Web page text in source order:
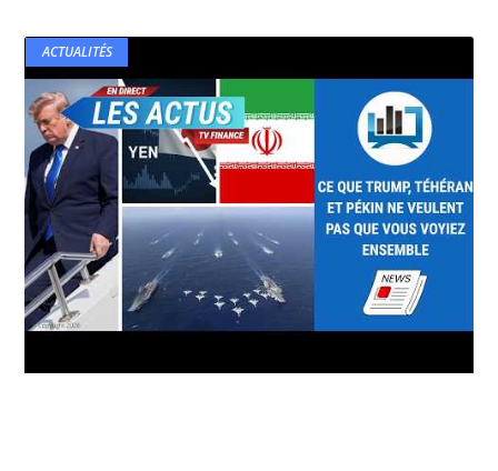
ACTUALITÉS